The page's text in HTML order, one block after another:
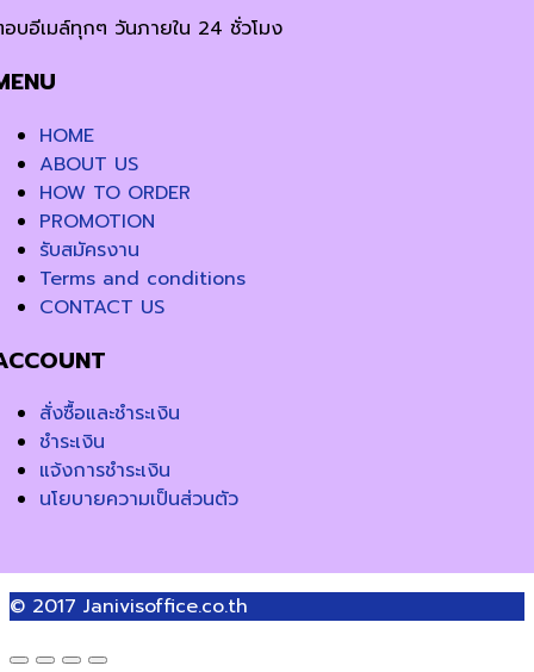
บอีเมล์ทุกๆ วันภายใน 24 ชั่วโมง
HOME
ABOUT US
HOW TO ORDER
PROMOTION
รับสมัครงาน
Terms and conditions
CONTACT US
สั่งซื้อและชำระเงิน
ชำระเงิน
แจ้งการชำระเงิน
นโยบายความเป็นส่วนตัว
© 2017 Janivisoffice.co.th